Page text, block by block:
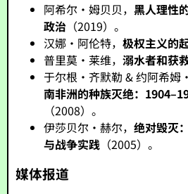
阿希尔·姆贝贝，黑人理性
政治 （2019）。
汉娜·阿伦特，极权主义的
普里莫·莱维，溺水者和获
于尔根·齐默勒 & 约阿希姆
南非洲的种族灭绝：
（2008）。
伊莎贝尔·赫尔，绝对毁灭
与战争实践 （2005）。
媒体报道